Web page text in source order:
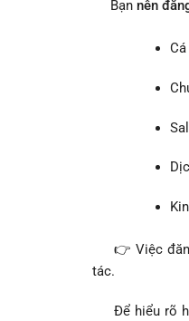
Bạn nên
👉 Việc
tác.
Để hiểu rõ